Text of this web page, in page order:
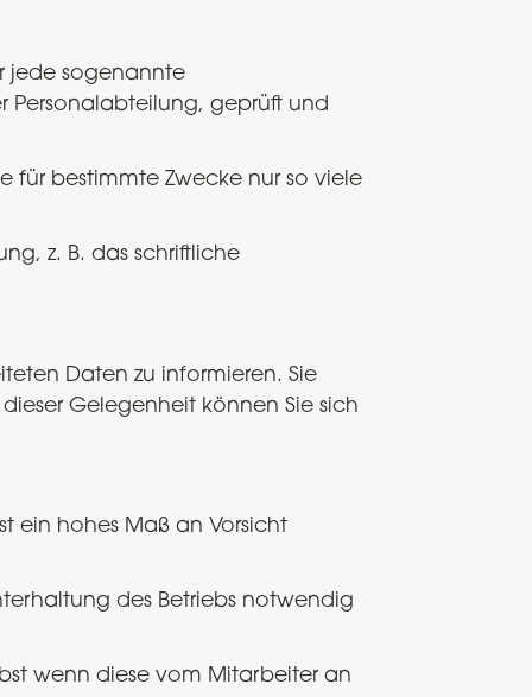
jede sogenannte
Personalabteilung, geprüft und
für bestimmte Zwecke nur so viele
z. B. das schriftliche
Daten zu informieren. Sie
Gelegenheit können Sie sich
ein hohes Maß an Vorsicht
des Betriebs notwendig
wenn diese vom Mitarbeiter an